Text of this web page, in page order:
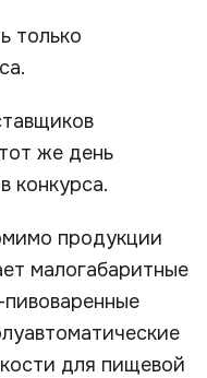
только
же день
конкурса.
продукции
малогабаритные
для пищевой